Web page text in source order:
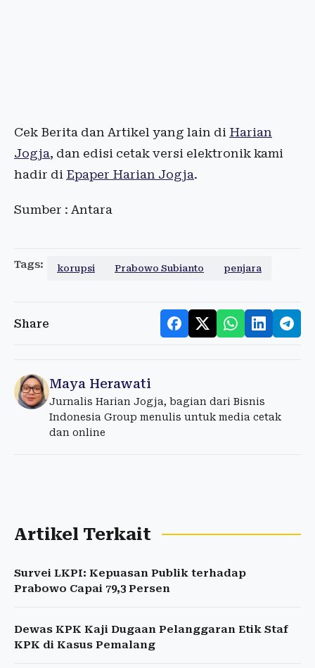
Cek Berita dan Artikel yang lain di Harian
Jogja, dan edisi cetak versi elektronik kami
hadir di Epaper Harian Jogja.
Sumber : Antara
Tags: korupsi Prabowo Subianto penjara
Share
Maya Herawati
Jurnalis Harian Jogja, bagian dari Bisnis
Indonesia Group menulis untuk media cetak
dan online
Artikel Terkait
Survei LKPI: Kepuasan Publik terhadap
Prabowo Capai 79,3 Persen
Dewas KPK Kaji Dugaan Pelanggaran Etik Staf
KPK di Kasus Pemalang